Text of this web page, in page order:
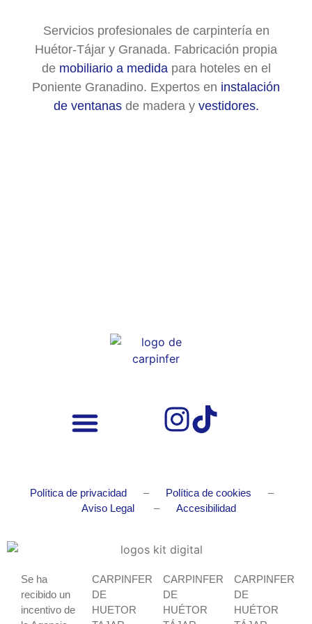
Servicios profesionales de carpintería en
Huétor-Tájar y Granada. Fabricación propia
de mobiliario a medidapara hoteles en el
Poniente Granadino. Expertos en instalación
de ventanasde madera y vestidores.
Política de privacidad – Política de cookies –
Aviso Legal
– Accesibilidad
Se ha
recibido un
incentivo de
CARPINFER
DE
HUETOR
CARPINFER
DE
HUÉTOR
CARPINFER
DE
HUÉTOR